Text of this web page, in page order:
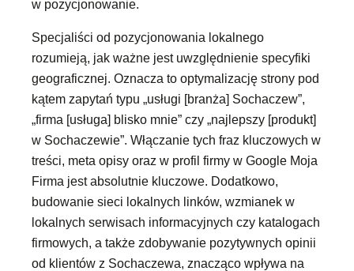
w pozycjonowanie.
Specjaliści od pozycjonowania lokalnego
rozumieją, jak ważne jest uwzględnienie specyfiki
geograficznej. Oznacza to optymalizację strony pod
kątem zapytań typu „usługi [branża] Sochaczew”,
„firma [usługa] blisko mnie” czy „najlepszy [produkt]
w Sochaczewie”. Włączanie tych fraz kluczowych w
treści, meta opisy oraz w profil firmy w Google Moja
Firma jest absolutnie kluczowe. Dodatkowo,
budowanie sieci lokalnych linków, wzmianek w
lokalnych serwisach informacyjnych czy katalogach
firmowych, a także zdobywanie pozytywnych opinii
od klientów z Sochaczewa, znacząco wpływa na